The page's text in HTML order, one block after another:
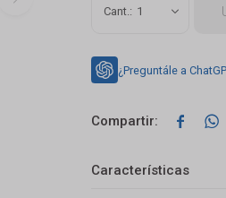
1
¿Preguntále a
 
Características